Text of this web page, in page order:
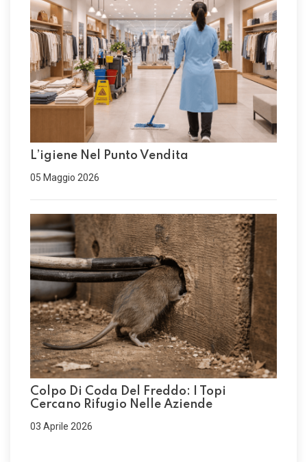
L’igiene Nel Punto Vendita
05 Maggio 2026
Colpo Di Coda Del Freddo: I Topi
Cercano Rifugio Nelle Aziende
03 Aprile 2026